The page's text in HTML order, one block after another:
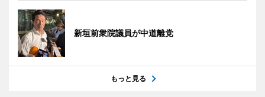
新垣前衆院議員が中道離党
もっと見る